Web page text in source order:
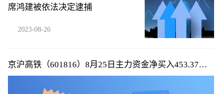
席鸿建被依法决定逮捕
2023-08-26
京沪高铁（601816）8月25日主力资金净买入453.37万
元